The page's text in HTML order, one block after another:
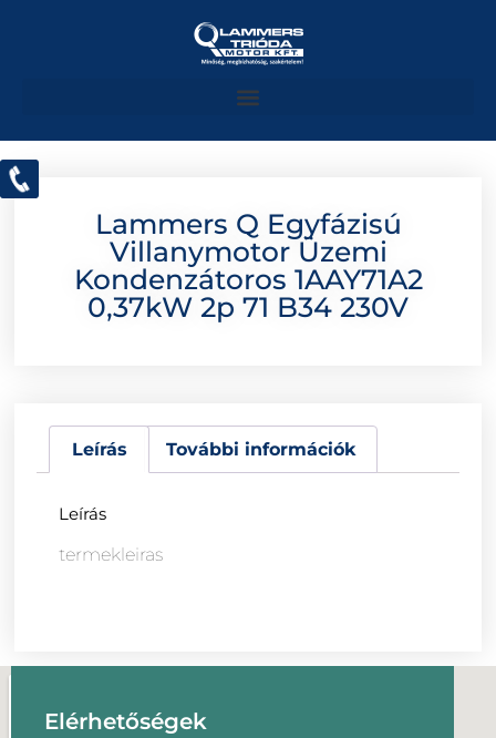
Lammers Q Egyfázisú
Villanymotor Üzemi
Kondenzátoros 1AAY71A2
0,37kW 2p 71 B34 230V
Leírás További információk
Leírás
termekleiras
Elérhetőségek